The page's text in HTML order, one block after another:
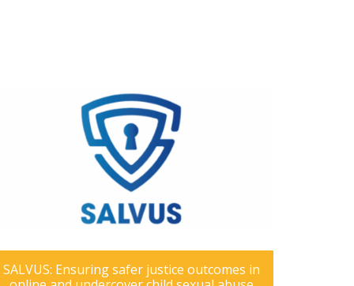
SALVUS: Ensuring safer justice outcomes in